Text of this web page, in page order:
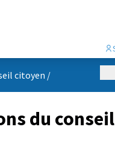
citoyen /
du conseil